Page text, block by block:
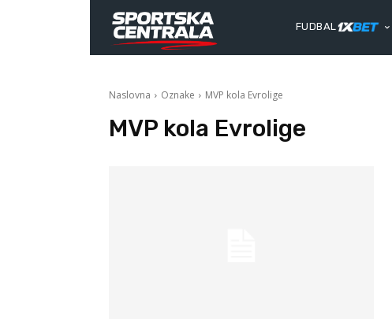
FUDBAL
Naslovna Oznake MVP kola Evrolige
MVP kola Evrolige